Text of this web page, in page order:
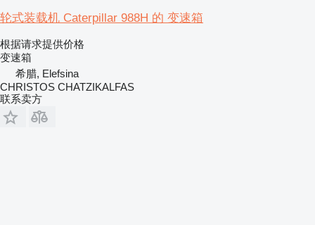
轮式装载机 Caterpillar 988H 的 变速箱
根据请求提供价格
变速箱
希腊, Elefsina
CHRISTOS CHATZIKALFAS
联系卖方